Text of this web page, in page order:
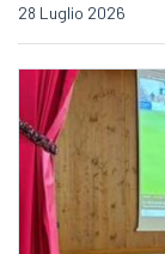
28 Luglio 2026